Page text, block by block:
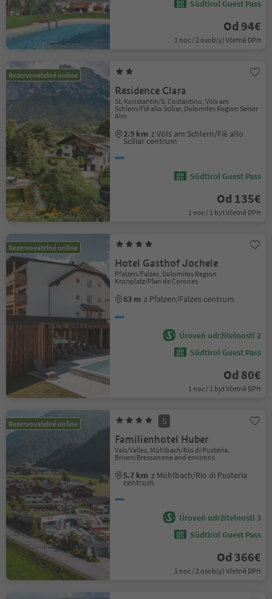
Südtirol Guest Pass
Od 94€
1 noc / 2 osob(y) Včetně DPH
Rezervovatelné online
Residence Clara
St. Konstantin/S. Costantino, Völs am
Schlern/Fiè allo Sciliar, Dolomites Region Seiser
Alm
2.9 km z Völs am Schlern/Fiè allo
Sciliar centrum
Südtirol Guest Pass
Od 135€
1 noc / 1 byt Včetně DPH
Rezervovatelné online
Hotel Gasthof Jochele
Pfalzen/Falzes, Dolomites Region
Kronplatz/Plan de Corones
83 m z Pfalzen/Falzes centrum
Úroveň udržitelnosti 2
Südtirol Guest Pass
Od 80€
1 noc / 1 byt Včetně DPH
Rezervovatelné online S
Familienhotel Huber
Vals/Valles, Mühlbach/Rio di Pusteria,
Brixen/Bressanone and environs
5.7 km z Mühlbach/Rio di Pusteria
centrum
Úroveň udržitelnosti 3
Südtirol Guest Pass
Od 366€
1 noc / 2 osob(y) Včetně DPH